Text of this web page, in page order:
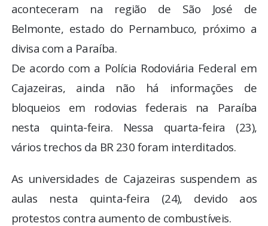
aconteceram na região de São José de
Belmonte, estado do Pernambuco, próximo a
divisa com a Paraíba.
De acordo com a Polícia Rodoviária Federal em
Cajazeiras, ainda não há informações de
bloqueios em rodovias federais na Paraíba
nesta quinta-feira. Nessa quarta-feira (23),
vários trechos da BR 230 foram interditados.
As universidades de Cajazeiras suspendem as
aulas nesta quinta-feira (24), devido aos
protestos contra aumento de combustíveis.